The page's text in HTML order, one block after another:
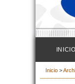
INICIO
Inicio >